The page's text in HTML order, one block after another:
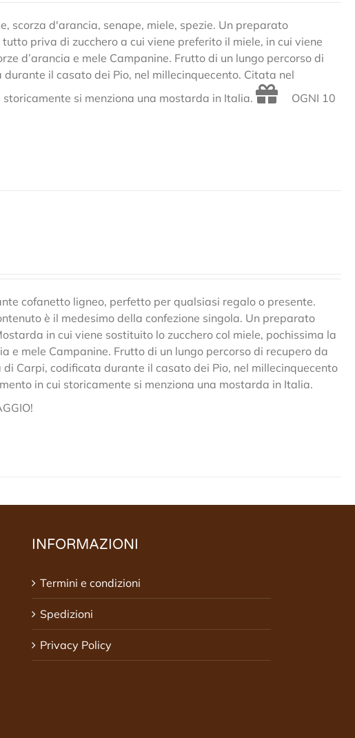
scorza d'arancia, senape, miele, spezie. Un preparato
priva di zucchero a cui viene preferito il miele, in cui viene
d’arancia e mele Campanine. Frutto di un lungo percorso di
il casato dei Pio, nel millecinquecento. Citata nel
si menziona una mostarda in Italia.
OGNI 10
cofanetto ligneo, perfetto per qualsiasi regalo o presente.
è il medesimo della confezione singola. Un preparato
in cui viene sostituito lo zucchero col miele, pochissima la
e mele Campanine. Frutto di un lungo percorso di recupero da
Carpi, codificata durante il casato dei Pio, nel millecinquecento
in cui storicamente si menziona una mostarda in Italia.
INFORMAZIONI
Termini e condizioni
Spedizioni
Privacy Policy